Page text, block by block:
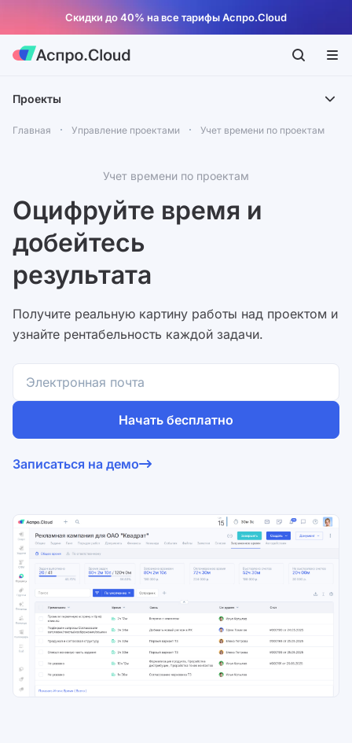
Скидки до 40% на все тарифы Аспро.Cloud
Проекты
Главная Управление проектами Учет времени по проектам
Учет времени по проектам
Оцифруйте время и
добейтесь
результата
Получите реальную картину работы над проектом и
узнайте рентабельность каждой задачи.
Начать бесплатно
условиями оферты.
Записаться на демо